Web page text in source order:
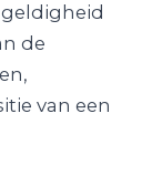
de
van een